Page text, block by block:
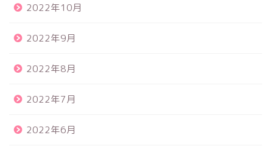
2022年10月
2022年9月
2022年8月
2022年7月
2022年6月